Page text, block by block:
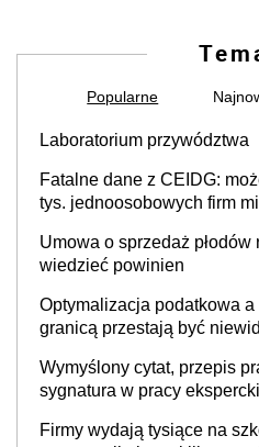
Popularne
Laboratorium przywództwa
Fatalne dane z CEIDG:
tys. jednoosobowych firm
Umowa o sprzedaż
wiedzieć powinien
Optymalizacja podatkowa
granicą przestają być
Wymyślony cytat, przepis
sygnatura w pracy
Firmy wydają tysiące na